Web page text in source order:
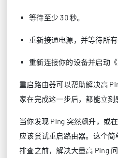
等待至少 30 秒。
重新接通电源，并等待所有
重新连接你的设备并启动《
重启路由器可以帮助解决高
家在完成这一步后，都能立刻
当你发现 Ping 突然飙升，或
应该尝试重启路由器。这个
排查之前，解决大量高 Ping 问